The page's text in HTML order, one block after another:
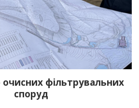
фільтрувальних
споруд